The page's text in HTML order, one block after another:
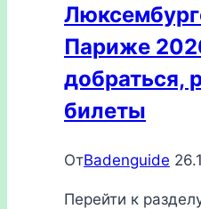
Париже
добраться,
билеты
ОтBadenguide
Перейти к